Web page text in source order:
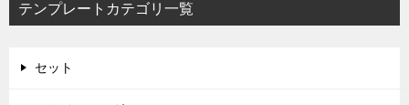
シ
ン
テンプレートカテゴリ一覧
セット